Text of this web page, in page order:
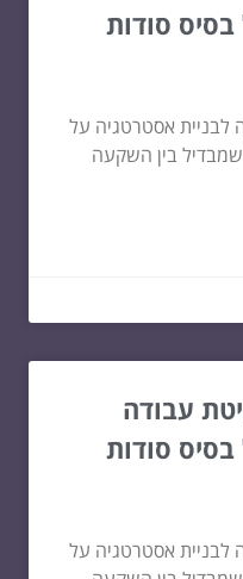
סודות
אסטרטגיה על
בין השקעה
עבודה
סודות
אסטרטגיה על